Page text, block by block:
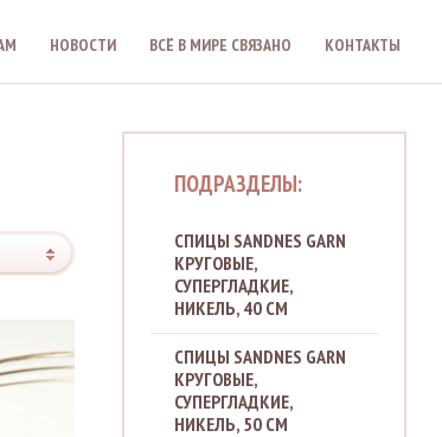
НОВОСТИ ВСЁ В МИРЕ CВЯЗАНО КОНТАКТЫ
ПОДРАЗДЕЛЫ:
СПИЦЫ SANDNES GARN
КРУГОВЫЕ,
СУПЕРГЛАДКИЕ,
НИКЕЛЬ, 40 СМ
СПИЦЫ SANDNES GARN
КРУГОВЫЕ,
СУПЕРГЛАДКИЕ,
НИКЕЛЬ, 50 СМ